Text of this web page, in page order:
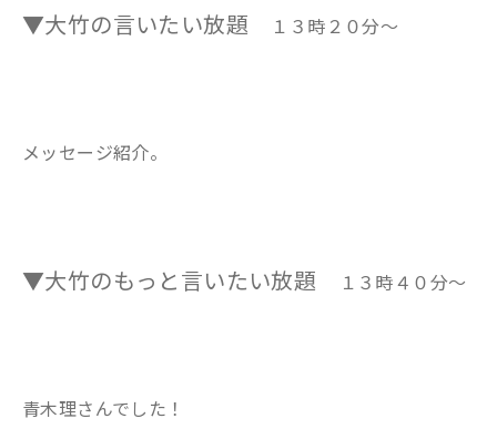
▼大竹の言いたい放題 １３時２０分～
メッセージ紹介。
▼大竹のもっと言いたい放題 １３時４０分～
青木理さんでした！